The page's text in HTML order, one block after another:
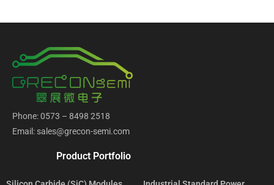
Phone: 0573 – 8498 2518
Email: sales@grecon-semi.com
Product Portfolio